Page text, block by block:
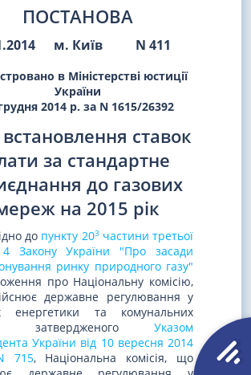
ПОСТАНОВА
м. Київ N 411
в Міністерстві юстиції
України
2014 р. за N 1615/26392
ставок
за стандартне
до газових
на 2015 рік
до пункту 203 частини третьої
4 Закону України "Про засади
ринку природного газу"
про Національну комісію,
державне регулювання у
енергетики та комунальних
затвердженого Указом
України від 10 вересня 2014
715, Національна комісія, що